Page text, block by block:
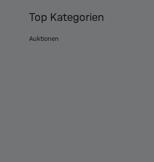
Top Kategorien
Auktionen